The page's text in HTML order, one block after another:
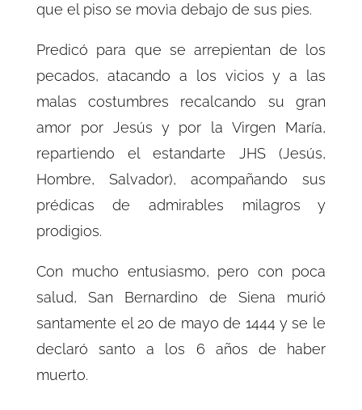
que el piso se movìa debajo de sus pies.
Predicó para que se arrepientan de los
pecados, atacando a los vicios y a las
malas costumbres recalcando su gran
amor por Jesús y por la Virgen María,
repartiendo el estandarte JHS (Jesús,
Hombre, Salvador), acompañando sus
prédicas de admirables milagros y
prodigios.
Con mucho entusiasmo, pero con poca
salud, San Bernardino de Siena murió
santamente el 20 de mayo de 1444 y se le
declaró santo a los 6 años de haber
muerto.